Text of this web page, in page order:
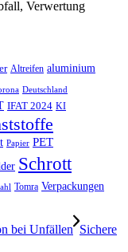
Verwertung
Altreifen aluminium
Deutschland
IFAT 2024 KI
Papier PET
Schrott
Tomra Verpackungen
bei Unfällen Sichere